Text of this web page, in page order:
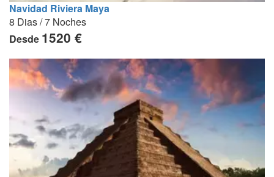
Navidad Riviera Maya
8 Dias / 7 Noches
Desde 1520 €